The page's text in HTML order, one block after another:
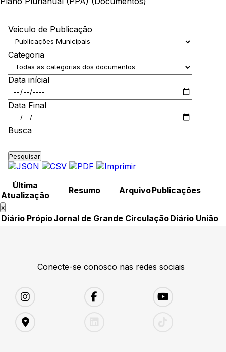
Veiculo de Publicação
Categoria
Data inícial
Data Final
Busca
Pesquisar
Última
Atualização
Resumo ArquivoPublicações
x
Diário PrópioJornal de Grande CirculaçãoDiário União
Conecte-se conosco nas redes sociais